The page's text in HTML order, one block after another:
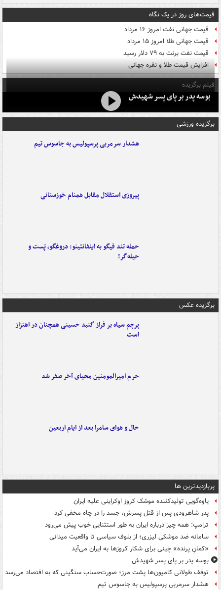
قیمت‌های روز در یک نگاه
قیمت جهانی نفت امروز ۱۶ مرداد
قیمت جهانی طلا امروز ۱۵ مرداد
قیمت نفت برنت به ۷۹ دلار رسید
افزایش قیمت طلا و نقره جهانی
فیلم برگزیده
بوسه‌ پدر بر پای پسر شهیدش
برگزیده ورزشی
هشدار سرمربی پرسپولیس به جاسوس تیم
پیروزی استقلال مقابل همنام خوزستانی
حمله تند فیگو به اینفانتینو: دروغگو، پَست‌ و
حیله‌گر!
برگزیده عکس
پرچم سیاه بر فراز گنبد حسینی همچنان در اهتزاز
است
حرم امیرالمومنین محیای آخر صفر شد
حال و هوای سامرا بعد از ایام اربعین
پربازدیدترین ها
یاوه‌گویی تولیدکننده موشک کروز اوکراینی علیه ایران
پدر شاهرودی پس از قتل پسرش، جسد را در چاه مخفی کرد
ترامپ: همه چیز درباره ایران به طور استثنایی خوب پیش می‌رود
سامانه ضد موشکی لیزری؛ از بلوف سیاسی تا واقعیت میدانی
«کمانِ پرنده» چینی برای شکار کروزها به ایران می‌آید
بوسه‌ پدر بر پای پسر شهیدش
توقف طولانی کامیون‌ها پشت مرز؛ صورت‌حساب سنگینی که به اقتصاد می‌رسد
هشدار سرمربی پرسپولیس به جاسوس تیم